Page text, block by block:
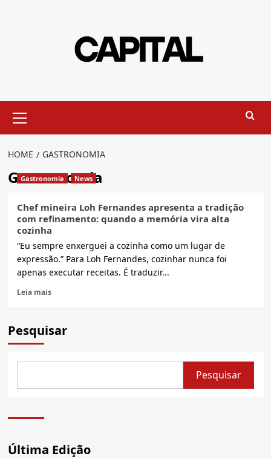
Menu
HOME GASTRONOMIA
Gastronomia
Gastronomia News
Chef mineira Loh Fernandes apresenta a tradição
com refinamento: quando a memória vira alta
cozinha
“Eu sempre enxerguei a cozinha como um lugar de
expressão.” Para Loh Fernandes, cozinhar nunca foi
apenas executar receitas. É traduzir...
Leia mais
Pesquisar
Pesquisar
Última Edição